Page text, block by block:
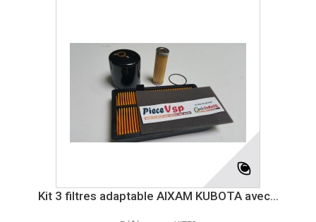
Kit 3 filtres adaptable AIXAM KUBOTA avec...